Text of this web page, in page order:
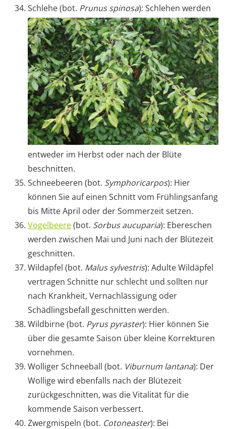
Schlehe (bot. Prunus spinosa): Schlehen werden
entweder im Herbst oder nach der Blüte
beschnitten.
Schneebeeren (bot. Symphoricarpos): Hier
können Sie auf einen Schnitt vom Frühlingsanfang
bis Mitte April oder der Sommerzeit setzen.
Vogelbeere(bot. Sorbus aucuparia): Ebereschen
werden zwischen Mai und Juni nach der Blütezeit
geschnitten.
Wildapfel (bot. Malus sylvestris): Adulte Wildäpfel
vertragen Schnitte nur schlecht und sollten nur
nach Krankheit, Vernachlässigung oder
Schädlingsbefall geschnitten werden.
Wildbirne (bot. Pyrus pyraster): Hier können Sie
über die gesamte Saison über kleine Korrekturen
vornehmen.
Wolliger Schneeball (bot. Viburnum lantana): Der
Wollige wird ebenfalls nach der Blütezeit
zurückgeschnitten, was die Vitalität für die
kommende Saison verbessert.
Zwergmispeln (bot. Cotoneaster): Bei